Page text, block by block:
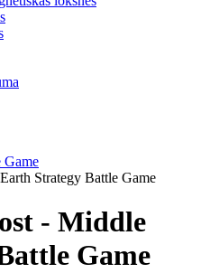
Game
Strategy Battle Game
- Middle
Game